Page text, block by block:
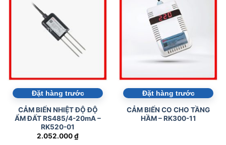
Đặt hàng trước
CẢM BIẾN NHIỆT ĐỘ ĐỘ
ẨM ĐẤT RS485/4-20mA –
RK520-01
2.052.000₫
Đặt hàng trước
CẢM BIẾN CO CHO TẦNG
HẦM – RK300-11